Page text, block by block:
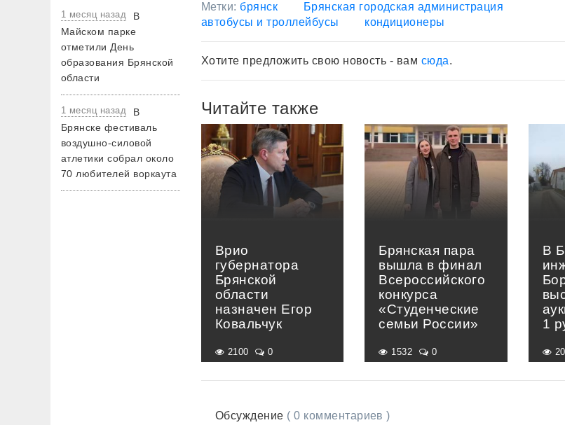
1 месяц назад
В
Майском парке
отметили День
образования Брянской
области
1 месяц назад
В
Брянске фестиваль
воздушно-силовой
атлетики собрал около
70 любителей воркаута
Метки: брянск
Брянская городская администрация
автобусы и троллейбусы
кондиционеры
Хотите предложить свою новость - вам сюда.
Читайте также
Врио
губернатора
Брянской
области
назначен Егор
Ковальчук
2100 0
Брянская пара
вышла в финал
Всероссийского
конкурса
«Студенческие
семьи России»
1532 0
В
1
Обсуждение ( 0 комментариев )